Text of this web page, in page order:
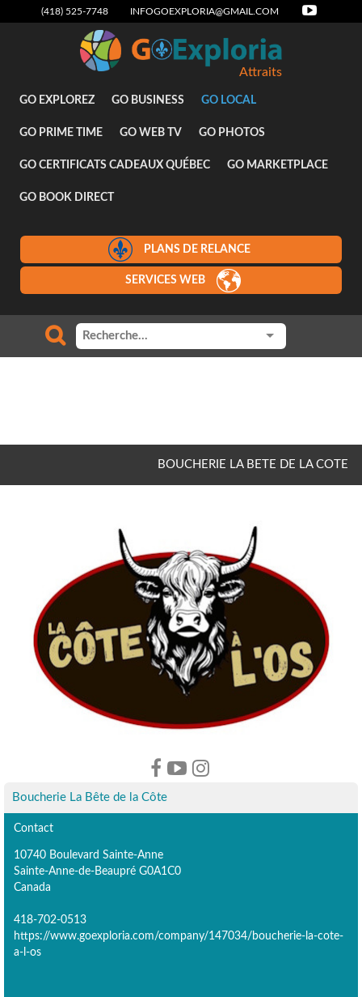
(418) 525-7748 INFOGOEXPLORIA@GMAIL.COM
Attraits
GO EXPLOREZ GO BUSINESS GO LOCAL
GO PRIME TIME GO WEB TV GO PHOTOS
GO CERTIFICATS CADEAUX QUÉBEC GO MARKETPLACE
GO BOOK DIRECT
PLANS DE RELANCE
SERVICES WEB
BOUCHERIE LA BETE DE LA COTE
Boucherie La Bête de la Côte
Contact
10740 Boulevard Sainte-Anne
Sainte-Anne-de-Beaupré G0A1C0
Canada
418-702-0513
https://www.goexploria.com/company/147034/boucherie-la-cote-
a-l-os